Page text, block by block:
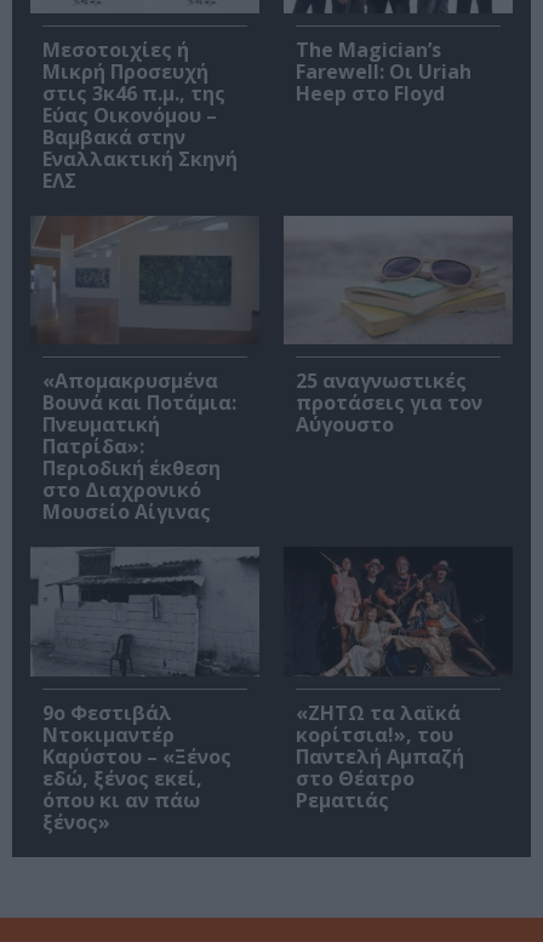
Μεσοτοιχίες ή
Μικρή Προσευχή
στις 3κ46 π.μ., της
Εύας Οικονόμου –
Βαμβακά στην
Εναλλακτική Σκηνή
ΕΛΣ
The Magician’s
Farewell: Οι Uriah
Heep στο Floyd
«Απομακρυσμένα
Βουνά και Ποτάμια:
Πνευματική
Πατρίδα»:
Περιοδική έκθεση
στο Διαχρονικό
Μουσείο Αίγινας
25 αναγνωστικές
προτάσεις για τον
Αύγουστο
9ο Φεστιβάλ
Ντοκιμαντέρ
Καρύστου – «Ξένος
εδώ, ξένος εκεί,
όπου κι αν πάω
ξένος»
«ΖΗΤΩ τα λαϊκά
κορίτσια!», του
Παντελή Αμπαζή
στο Θέατρο
Ρεματιάς